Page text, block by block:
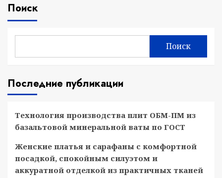
Поиск
Поиск
Последние публикации
Технология производства плит ОБМ-ПМ из
базальтовой минеральной ваты по ГОСТ
Женские платья и сарафаны с комфортной
посадкой, спокойным силуэтом и
аккуратной отделкой из практичных тканей